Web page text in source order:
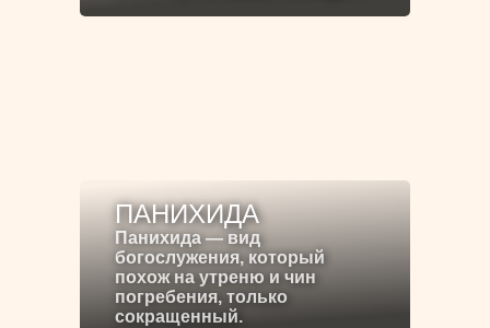
ПАНИХИДА
Панихида — вид
богослужения, который
похож на утреню и чин
погребения, только
сокращенный.